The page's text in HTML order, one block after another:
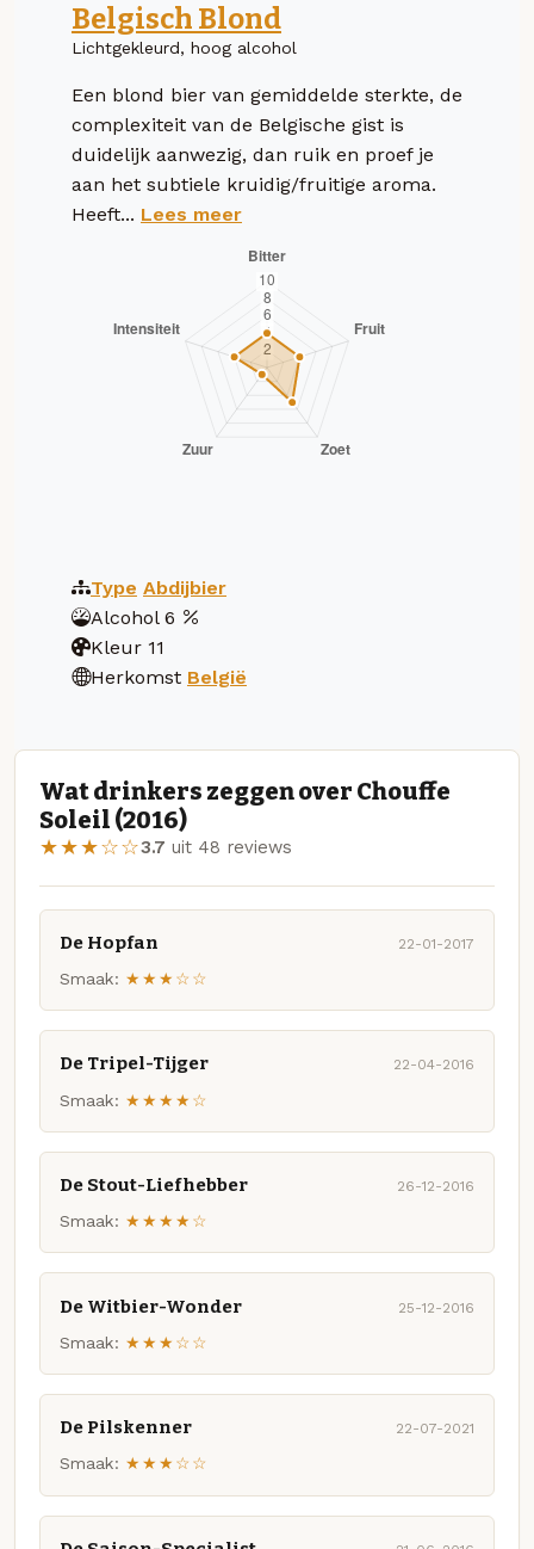
Belgisch Blond
Lichtgekleurd, hoog alcohol
Een blond bier van gemiddelde sterkte, de
complexiteit van de Belgische gist is
duidelijk aanwezig, dan ruik en proef je
aan het subtiele kruidig/fruitige aroma.
Heeft... Lees meer
Type Abdijbier
Alcohol 6
Kleur 11
Herkomst België
Wat drinkers zeggen over Chouffe
Soleil (2016)
★★★☆☆3.7 uit 48 reviews
De Hopfan 22-01-2017
Smaak: ★★★☆☆
De Tripel-Tijger 22-04-2016
Smaak: ★★★★☆
De Stout-Liefhebber 26-12-2016
Smaak: ★★★★☆
De Witbier-Wonder 25-12-2016
Smaak: ★★★☆☆
De Pilskenner 22-07-2021
Smaak: ★★★☆☆